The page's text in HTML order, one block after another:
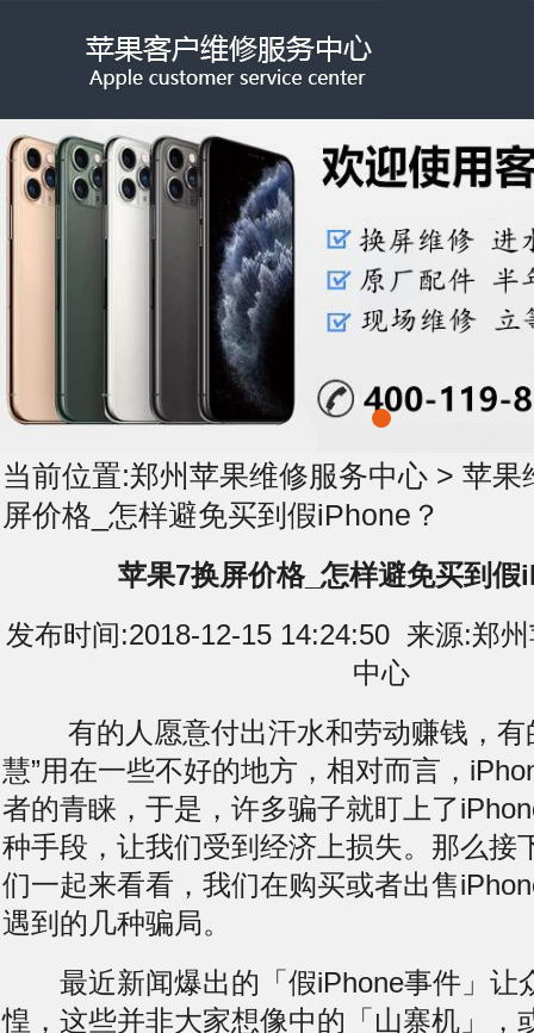
当前位置:郑州苹果维修服务中心 > 苹果
屏价格_怎样避免买到假iPhone？
苹果7换屏价格_怎样避免买到
发布时间:2018-12-15 14:24:50 来源:郑
中心
有的人愿意付出汗水和劳动赚钱，有
慧”用在一些不好的地方，相对而言，
者的青睐，于是，许多骗子就盯上了
种手段，让我们受到经济上损失。那么接
们一起来看看，我们在购买或者出售
遇到的几种骗局。
最近新闻爆出的「假iPhone事件」让
惶，这些并非大家想像中的「山寨机」，